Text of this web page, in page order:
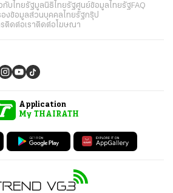
กับไทยรัฐมูลนิธิไทยรัฐศูนย์ข้อมูลไทยรัฐFAQ
งข้อมูลส่วนบุคคลไทยรัฐกรุ๊ป
ติดต่อเราติดต่อโฆษณา
Application
My THAIRATH